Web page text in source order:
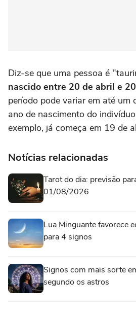
Diz-se que uma pessoa é
nascido entre 20 de abril e
período pode variar em até um
ano de nascimento do
exemplo, já começa em 19 de
Notícias relacionadas
Tarot do dia: previsão
01/08/2026
Lua Minguante favorece
para 4 signos
Signos com mais sorte
segundo os astros